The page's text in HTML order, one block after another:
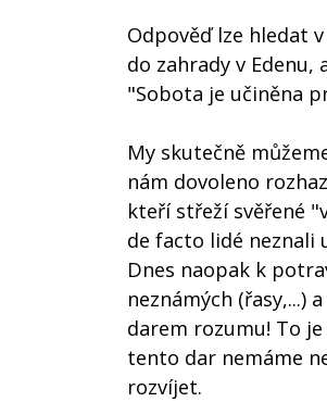
Odpověď lze hledat
do zahrady v
"Sobota je učiněna
My skutečně
nám dovoleno
kteří střeží svěřené
de facto lidé neznali
Dnes naopak k
neznámých (řasy,...)
darem rozumu! To
tento dar nemáme
rozvíjet.